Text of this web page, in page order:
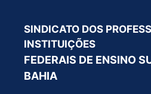
SINDICATO DOS
INSTITUIÇÕES
FEDERAIS DE ENSINO
BAHIA